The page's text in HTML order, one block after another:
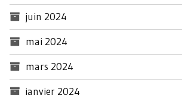
juin 2024
mai 2024
mars 2024
janvier 2024